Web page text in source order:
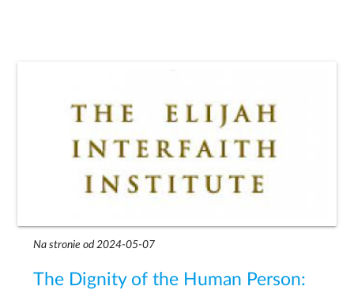
Na stronie od 2024-05-07
The Dignity of the Human Person: